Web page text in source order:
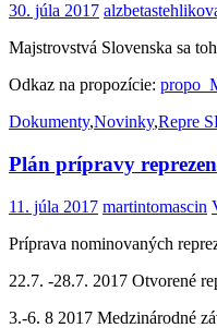
30. júla 2017
Majstrovstvá Slovenska sa
Odkaz na propozície:
Dokumenty,Novinky,Repre
Plán prípravy
11. júla 2017 martintomascin
Príprava nominovaných
22.7. -28.7. 2017 Otvorené
3.-6. 8 2017 Medzinárodné